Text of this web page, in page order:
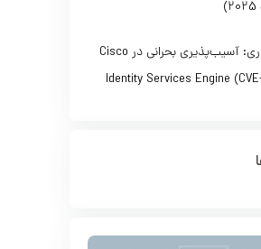
هشدار امنیتی فوری: آسیب‌پذیری بحرانی در Cisco
Identity Services Engine